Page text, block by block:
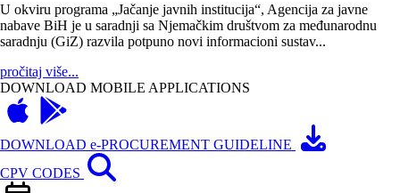
U okviru programa „Jačanje javnih institucija“, Agencija za javne
nabave BiH je u saradnji sa Njemačkim društvom za međunarodnu
saradnju (GiZ) razvila potpuno novi informacioni sustav...
pročitaj više...
DOWNLOAD MOBILE APPLICATIONS
DOWNLOAD e-PROCUREMENT GUIDELINE
CPV CODES